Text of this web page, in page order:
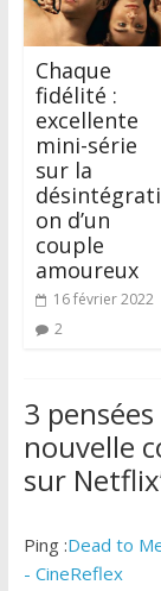
Chaque
fidélité :
excellente
mini-série
sur la
désintégrati
on d’un
couple
amoureux
16 février 2022
2
3 pensées
nouvelle
sur Netflix
Ping :Dead to
- CineReflex